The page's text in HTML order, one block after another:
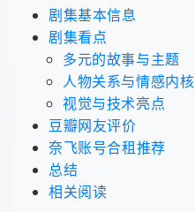
剧集基本信息
剧集看点
多元的故事与主题
人物关系与情感内核
视觉与技术亮点
豆瓣网友评价
奈飞账号合租推荐
总结
相关阅读